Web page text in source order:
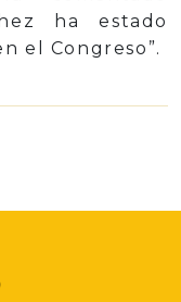
ha estado
el Congreso”.